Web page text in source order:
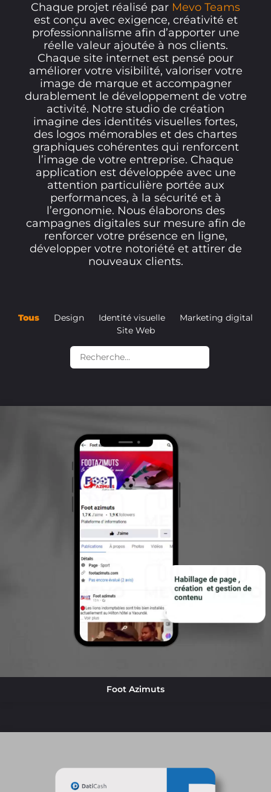
Chaque projet réalisé par Mevo Teams
est conçu avec exigence, créativité et
professionnalisme afin d’apporter une
réelle valeur ajoutée à nos clients.
Chaque site internet est pensé pour
améliorer votre visibilité, valoriser votre
image de marque et accompagner
durablement le développement de votre
activité. Notre studio de création
imagine des identités visuelles fortes,
des logos mémorables et des chartes
graphiques cohérentes qui renforcent
l’image de votre entreprise. Chaque
application est développée avec une
attention particulière portée aux
performances, à la sécurité et à
l’ergonomie. Nous élaborons des
campagnes digitales sur mesure afin de
renforcer votre présence en ligne,
développer votre notoriété et attirer de
nouveaux clients.
Tous Design Identité visuelle
Marketing digital
Site Web
Foot Azimuts